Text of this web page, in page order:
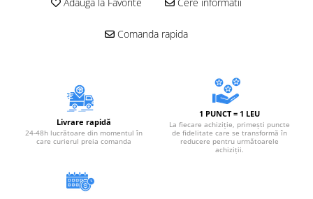
Surubelnite, clesti si chei
Accesorii si consumabile
Accesorii pentru polizare, slefuire
si frezare
Organizatoare
Comanda rapida
Livrare rapidă
24-48h lucrătoare din momentul în
care curierul preia comanda
1 PUNCT = 1 LEU
La fiecare achiziție, primești puncte
de fidelitate care se transformă în
reducere pentru următoarele
achiziții.